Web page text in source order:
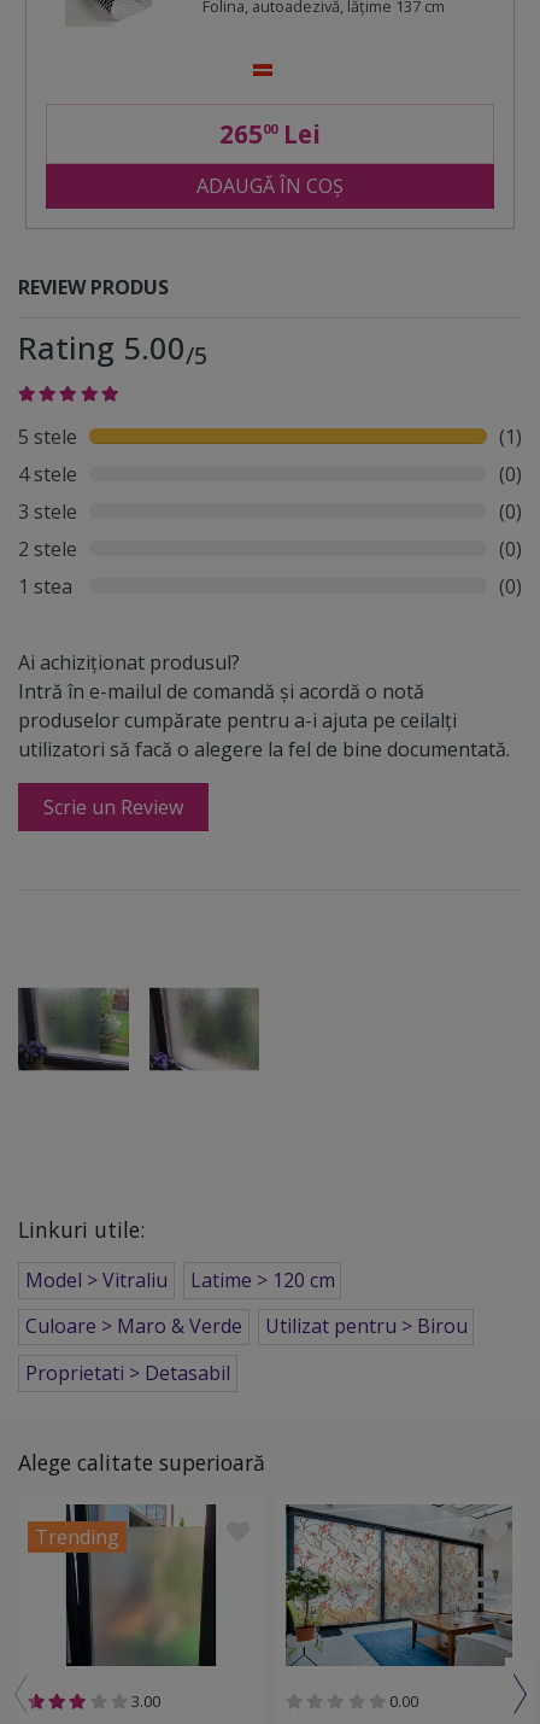
Folina, autoadezivă, lăţime 137 cm
26500Lei
ADAUGĂ ÎN COȘ
REVIEW PRODUS
Rating 5.00/5
5 stele
(1)
4 stele
(0)
3 stele
(0)
2 stele
(0)
1 stea
(0)
Ai achiziționat produsul?
Intră în e-mailul de comandă și acordă o notă
produselor cumpărate pentru a-i ajuta pe ceilalți
utilizatori să facă o alegere la fel de bine documentată.
Scrie un Review
Linkuri utile:
Model > Vitraliu
Latime > 120 cm
Culoare > Maro & Verde
Utilizat pentru > Birou
Proprietati > Detasabil
Alege calitate superioară
Trending
3.00 0.00